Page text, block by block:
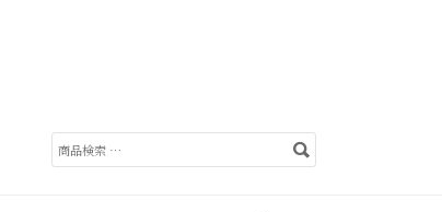
検
索